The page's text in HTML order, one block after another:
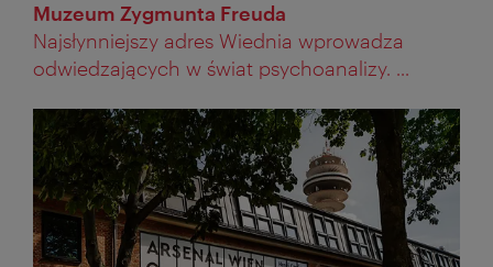
Muzeum Zygmunta Freuda
Najsłynniejszy adres Wiednia wprowadza
odwiedzających w świat psychoanalizy. ...